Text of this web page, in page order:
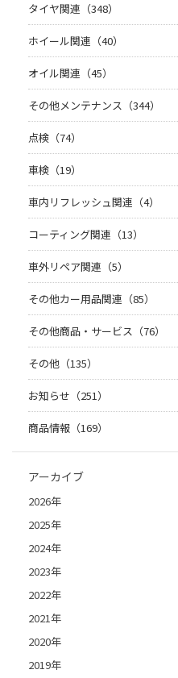
タイヤ関連（348）
ホイール関連（40）
オイル関連（45）
その他メンテナンス（344）
点検（74）
車検（19）
車内リフレッシュ関連（4）
コーティング関連（13）
車外リペア関連（5）
その他カー用品関連（85）
その他商品・サービス（76）
その他（135）
お知らせ（251）
商品情報（169）
アーカイブ
2026年
2025年
2024年
2023年
2022年
2021年
2020年
2019年